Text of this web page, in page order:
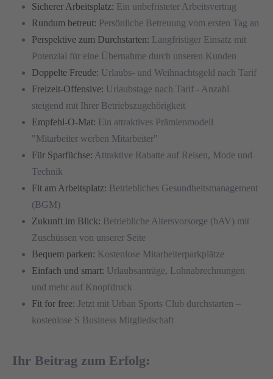
Sicherer Arbeitsplatz: Ein unbefristeter Arbeitsvertrag
Rundum betreut: Persönliche Betreuung vom ersten Tag an
Perspektive zum Durchstarten: Langfristiger Einsatz mit
Potenzial für eine Übernahme durch unseren Kunden
Doppelte Freude: Urlaubs- und Weihnachtsgeld nach Tarif
Freizeit-Offensive: Urlaubstage nach Tarif - Anzahl
steigend mit Ihrer Betriebszugehörigkeit
Empfehl-O-Mat: Ein attraktives Prämienmodell
"Mitarbeiter werben Mitarbeiter"
Für Sparfüchse: Attraktive Rabatte auf Reisen, Mode und
Technik
Fit am Arbeitsplatz: Betriebliches Gesundheitsmanagement
(BGM)
Zukunft im Blick: Betriebliche Altersvorsorge (bAV) mit
Zuschüssen von unserer Seite
Bequem parken: Kostenlose Mitarbeiterparkplätze
Einfach und smart: Urlaubsanträge, Lohnabrechnungen
und mehr auf Knopfdruck
Fit for free: Jetzt mit Urban Sports Club durchstarten –
kostenlose S Business Mitgliedschaft
Ihr Beitrag zum Erfolg: